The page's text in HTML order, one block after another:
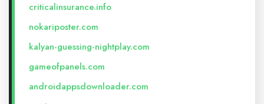
criticalinsurance.info
nokariposter.com
kalyan-guessing-nightplay.com
gameofpanels.com
androidappsdownloader.com